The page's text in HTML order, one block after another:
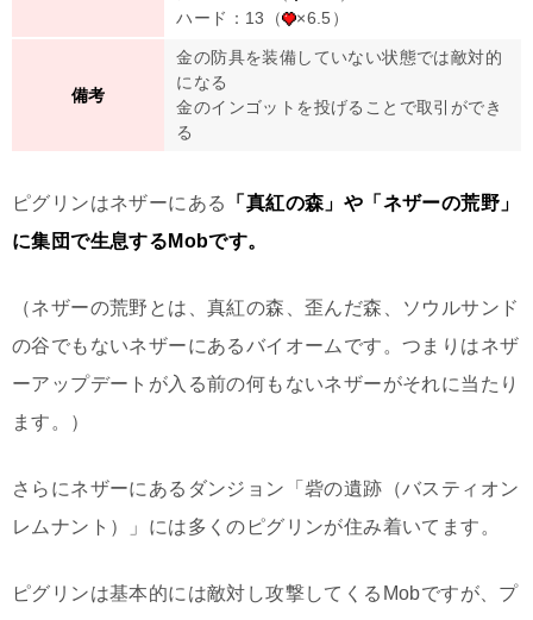
ハード：13（
×6.5）
備考
金の防具を装備していない状態では敵対的
になる
金のインゴットを投げることで取引ができ
る
ピグリンはネザーにある
「真紅の森」や「ネザーの荒野」
に集団で生息するMobです。
（ネザーの荒野とは、真紅の森、歪んだ森、ソウルサンド
の谷でもないネザーにあるバイオームです。つまりはネザ
ーアップデートが入る前の何もないネザーがそれに当たり
ます。）
さらにネザーにあるダンジョン「砦の遺跡（バスティオン
レムナント）」には多くのピグリンが住み着いてます。
ピグリンは基本的には敵対し攻撃してくるMobですが、プ